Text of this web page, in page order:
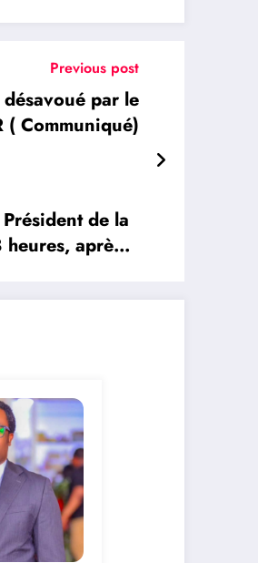
Previous post
par le
( Communiqué)
de la
après